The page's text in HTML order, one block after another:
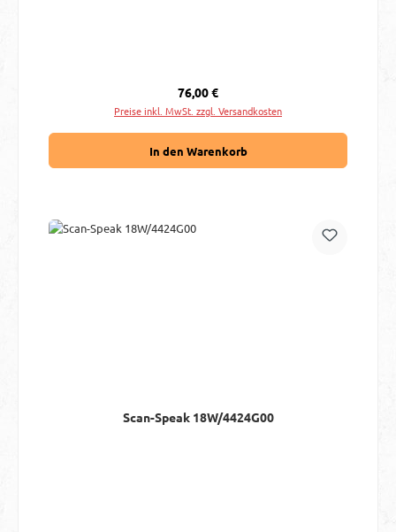
Regulärer Preis:
76,00 €
Preise inkl. MwSt. zzgl. Versandkosten
In den Warenkorb
Scan-Speak 18W/4424G00